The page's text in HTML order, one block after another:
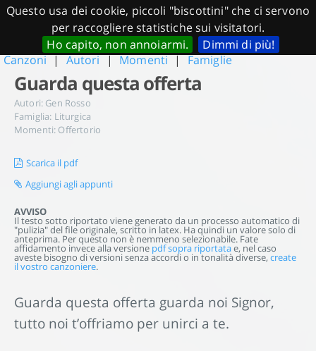
Questo usa dei cookie, piccoli "biscottini" che ci servono
per raccogliere statistiche sui visitatori.
Ho capito, non annoiarmi.
Dimmi di più!
Canzoni | Autori | Momenti | Famiglie
Guarda questa offerta
Autori: Gen Rosso
Famiglia: Liturgica
Momenti: Offertorio
Scarica il pdf
Aggiungi agli appunti
AVVISO
Il testo sotto riportato viene generato da un processo automatico di
"pulizia" del file originale, scritto in latex. Ha quindi un valore solo di
anteprima. Per questo non è nemmeno selezionabile. Fate
affidamento invece alla versione pdf sopra riportatae, nel caso
aveste bisogno di versioni senza accordi o in tonalità diverse, create
il vostro canzoniere.
Guarda questa offerta guarda noi Signor,
tutto noi t’offriamo per unirci a te.